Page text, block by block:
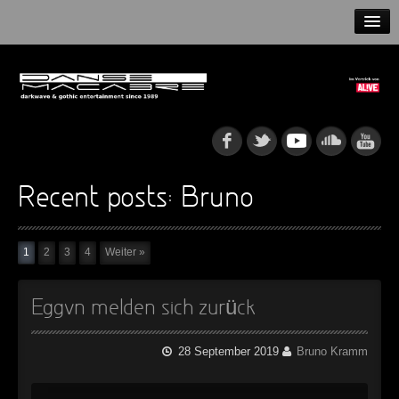
NEWS
INFO
Rattenfänger
Oberer Totpunkt
Recent posts: Bruno
1 2 3 4 Weiter »
Eggvn melden sich zurück
28 September 2019 Bruno Kramm